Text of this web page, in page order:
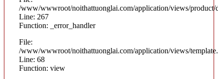
/www/wwwroot/noithattuonglai.com/application/views/product/
Line: 267
Function: _error_handler
File:
/www/wwwroot/noithattuonglai.com/application/views/
Line: 68
Function: view